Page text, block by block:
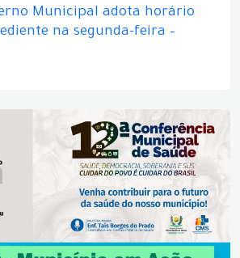
Municipal adota horário
na segunda-feira –